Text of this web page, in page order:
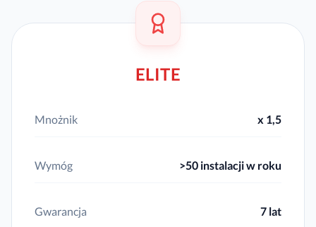
ELITE
Mnożnik x 1,5
Wymóg >50 instalacji w roku
Gwarancja 7 lat